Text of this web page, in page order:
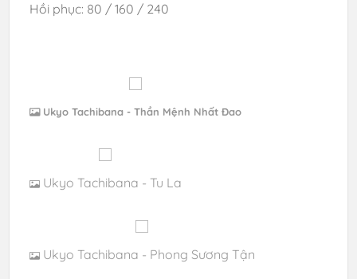
Hồi phục: 80 / 160 / 240
Ukyo Tachibana - Thần Mệnh Nhất Đao
Ukyo Tachibana - Tu La
Ukyo Tachibana - Phong Sương Tận